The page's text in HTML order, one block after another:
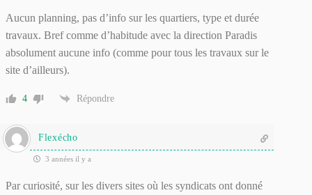
Aucun planning, pas d’info sur les quartiers, type et durée
travaux. Bref comme d’habitude avec la direction Paradis
absolument aucune info (comme pour tous les travaux sur le
site d’ailleurs).
4 Répondre
Flexécho
3 années il y a
Par curiosité, sur les divers sites où les syndicats ont donné